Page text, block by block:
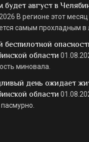
будет август в
В регионе этот
самым прохладным в
беспилотной
области
миновала.
день ожидает
области